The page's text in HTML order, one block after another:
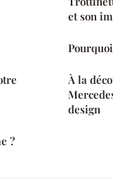
?
et son
À la
design